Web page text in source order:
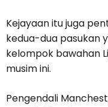
Kejayaan itu juga
kedua-dua pasukan
kelompok bawahan
musim ini.
Pengendali